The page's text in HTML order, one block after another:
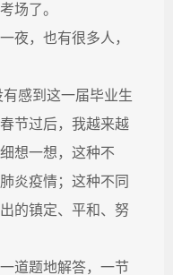
场了。
，也有很多人，
感到这一届毕业生
节过后，我越来越
想一想，这种不
炎疫情；这种不同
的镇定、平和、努
道题地解答，一节